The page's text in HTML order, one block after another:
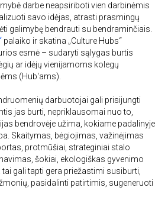
darbe neapsiriboti vien darbinėmis
savo idėjas, atrasti prasmingų
galimybę bendrauti su bendraminčiais.
palaiko ir skatina „Culture Hubs“
esmė – sudaryti sąlygas burtis
ar idėjų vienijamoms kolegų
(Hub‘ams).
darbuotojai gali prisijungti
jas burti, nepriklausomai nuo to,
bendrovėje užima, kokiame padalinyje
Skaitymas, bėgiojimas, važinėjimas
protmūšiai, strateginiai stalo
šokiai, ekologiškas gyvenimo
gali tapti gera priežastimi susiburti,
pasidalinti patirtimis, sugeneruoti